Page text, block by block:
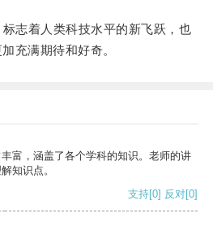
着人类科技水平的新飞跃，也
充满期待和好奇。
富，涵盖了各个学科的知识。老师的讲
知识点。
支持[0] 反对[0]